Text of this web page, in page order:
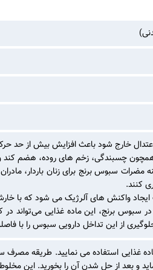
خارج شود باعث افزایش بیش از حد
چسبندگی، زخم های روده، هضم کند
مضرات سبوس برنج برای زنان باردار،
کنند.
ایجاد واکنش های آلرژیک می شود که
در سبوس برنج، این ماده غذایی می‌تواند
از این تداخل دارویی سبوس را با
غذایی استفاده می نمایید. طریقه
و بعد از حل شدن آن را بخورید. این